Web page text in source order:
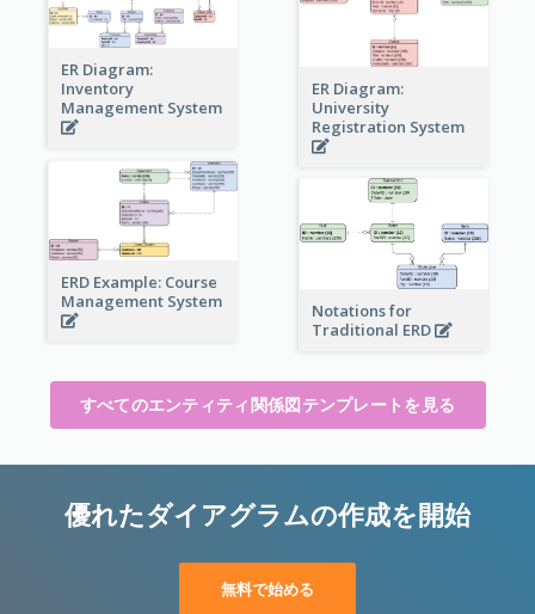
ER Diagram:
Inventory
Management System
ER Diagram:
University
Registration System
ERD Example: Course
Management System
Notations for
Traditional ERD
すべてのエンティティ関係図テンプレートを見る
優れたダイアグラムの作成を開始
無料で始める